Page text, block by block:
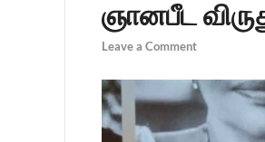
ஞானபீட
Leave a Comment